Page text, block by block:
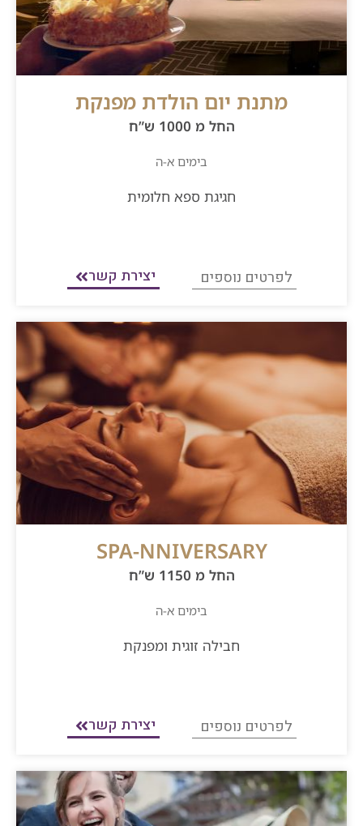
מתנת יום הולדת מפנקת
החל מ 1000 ש”ח
בימים א-ה
חגיגת ספא חלומית
לפרטים נוספים יצירת קשר
SPA-NNIVERSARY
החל מ 1150 ש”ח
בימים א-ה
חבילה זוגית ומפנקת
לפרטים נוספים יצירת קשר